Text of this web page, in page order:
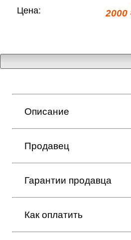
Цена: 2000
Описание
Продавец
Гарантии продавца
Как оплатить